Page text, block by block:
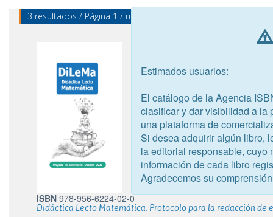
3 resultados / Página 1 / mostrando 1 - 3
ISBN 978-956-6224-02-0
Didáctica Lecto Matemática. Protocolo para la redacción de
Estimados usuarios:
El catálogo de la Agencia
clasificar y dar visibilidad a la
una plataforma de
Si desea adquirir algún libro,
la editorial responsable, cuyo
información de cada libro
Agradecemos su